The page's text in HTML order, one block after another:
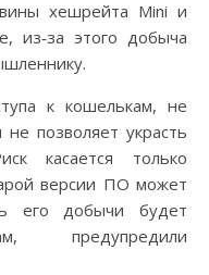
хешрейта Mini и
из‑за этого добыча
к кошелькам, не
позволяет украсть
касается только
версии ПО может
его добычи будет
предупредили